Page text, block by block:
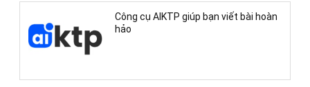
Công cụ AIKTP giúp bạn viết bài hoàn
hảo